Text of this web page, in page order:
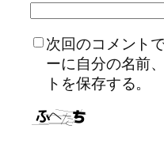
次回のコメント
ーに自分の名前
トを保存する。